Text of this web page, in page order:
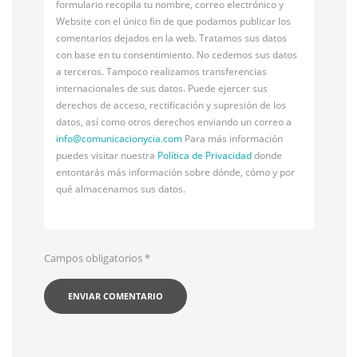
formulario recopila tu nombre, correo electrónico y
Website con el único fin de que podamos publicar los
comentarios dejados en la web. Tratamos sus datos
con base en tu consentimiento. No cedemos sus datos
a terceros. Tampoco realizamos transferencias
internacionales de sus datos. Puede ejercer sus
derechos de acceso, rectificación y supresión de los
datos, así como otros derechos enviando un correo a
info@comunicacionycia.com Para más información
puedes visitar nuestra Política de Privacidaddonde
entontarás más información sobre dónde, cómo y por
qué almacenamos sus datos.
Campos obligatorios*